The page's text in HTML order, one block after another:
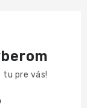
tu pre vás!